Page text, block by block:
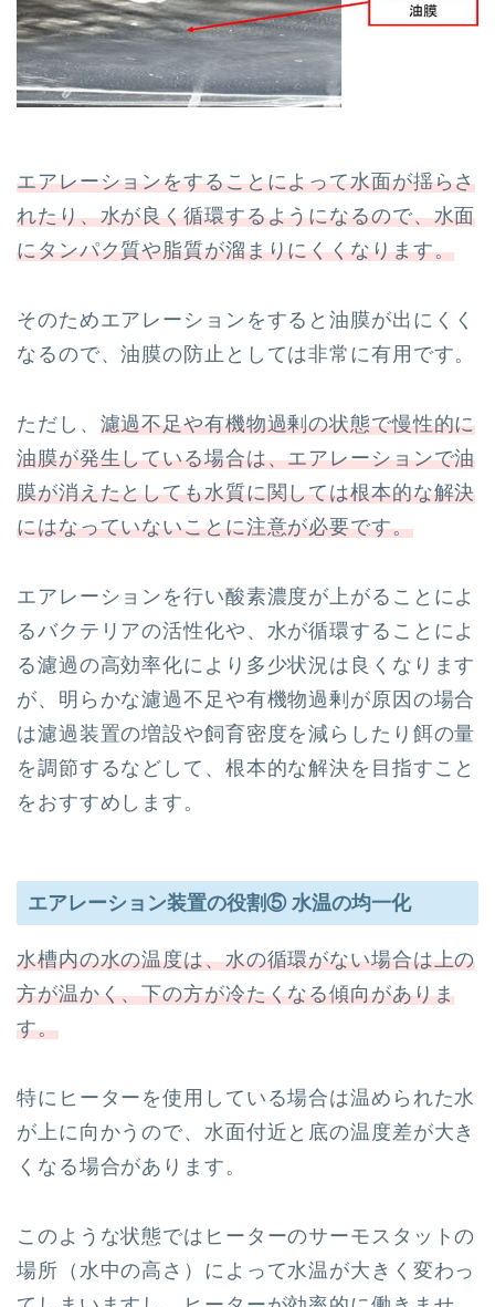
エアレーションをすることによって水面が揺らさ
れたり、水が良く循環するようになるので、水面
にタンパク質や脂質が溜まりにくくなります。
そのためエアレーションをすると油膜が出にくく
なるので、油膜の防止としては非常に有用です。
ただし、 濾過不足や有機物過剰の状態で慢性的に
油膜が発生している場合は、エアレーションで油
膜が消えたとしても水質に関しては根本的な解決
にはなっていないことに注意が必要です。
エアレーションを行い酸素濃度が上がることによ
るバクテリアの活性化や、水が循環することによ
る濾過の高効率化により多少状況は良くなります
が、明らかな濾過不足や有機物過剰が原因の場合
は濾過装置の増設や飼育密度を減らしたり餌の量
を調節するなどして、根本的な解決を目指すこと
をおすすめします。
エアレーション装置の役割⑤ 水温の均一化
水槽内の水の温度は、水の循環がない場合は上の
方が温かく、下の方が冷たくなる傾向がありま
す。
特にヒーターを使用している場合は温められた水
が上に向かうので、水面付近と底の温度差が大き
くなる場合があります。
このような状態ではヒーターのサーモスタットの
場所（水中の高さ）によって水温が大きく変わっ